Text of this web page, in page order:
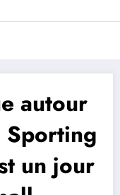
du football
autour
Sporting
un jour